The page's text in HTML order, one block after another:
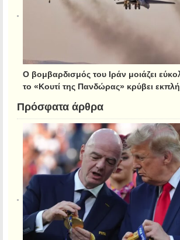
Ο βομβαρδισμός του Ιράν μοιάζει
το «Κουτί της Πανδώρας» κρύβει
Πρόσφατα άρθρα